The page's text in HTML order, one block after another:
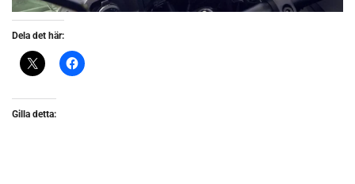
Dela det här:
Gilla detta: